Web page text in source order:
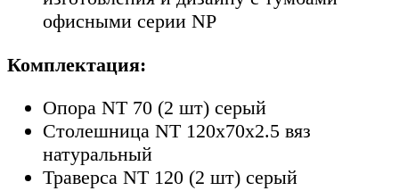
офисными серии NP
Комплектация:
Опора NT 70 (2 шт) серый
Столешница NT 120х70х2.5 вяз
натуральный
Траверса NT 120 (2 шт) серый